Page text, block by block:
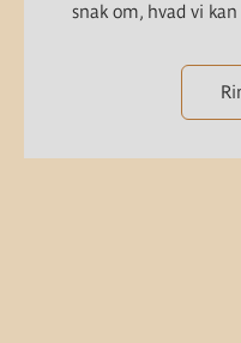
snak om, hvad vi